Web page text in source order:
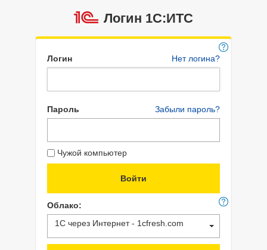
Логин 1C:ИТС
Логин Нет логина?
Пароль Забыли пароль?
Чужой компьютер
Облако:
1С через Интернет - 1cfresh.com